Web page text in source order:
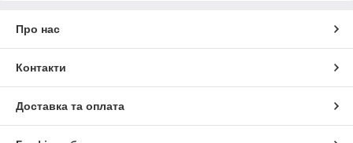
Про нас
Контакти
Доставка та оплата